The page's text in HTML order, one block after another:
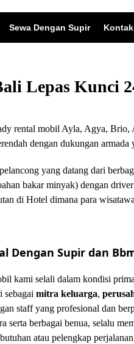
Sewa Dengan Supir Kontak
Lepas Kunci
rental mobil Ayla, Agya,
dengan dukungan armada
yang datang dari
bakar minyak) dengan
di Hotel dimana para
Dengan Supir dan
kami selali dalam kondisi
sebagai mitra keluarga,
staff yang profesional dan
berbagai benua, selalu
atau pelengkap